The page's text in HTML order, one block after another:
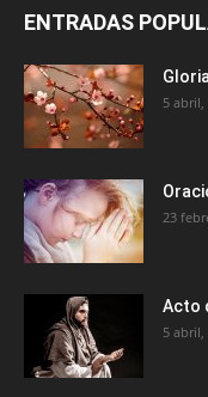
ENTRADAS
Gloria
5 abril,
23
Acto
5 abril,